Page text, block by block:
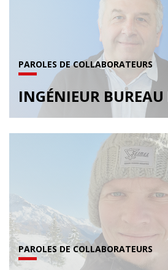
PAROLES DE COLLABORATEURS
INGÉNIEUR BUREAU
PAROLES DE COLLABORATEURS